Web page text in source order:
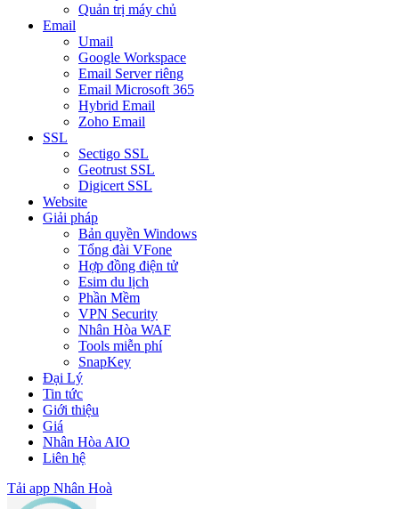
Quản trị máy chủ
Email
Umail
Google Workspace
Email Server riêng
Email Microsoft 365
Hybrid Email
Zoho Email
SSL
Sectigo SSL
Geotrust SSL
Digicert SSL
Website
Giải pháp
Bản quyền Windows
Tổng đài VFone
Hợp đồng điện tử
Esim du lịch
Phần Mềm
VPN Security
Nhân Hòa WAF
Tools miễn phí
SnapKey
Đại Lý
Tin tức
Giới thiệu
Giá
Nhân Hòa AIO
Liên hệ
Tải app Nhân Hoà